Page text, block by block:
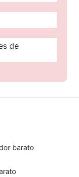
de
barato